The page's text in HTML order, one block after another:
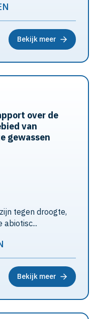
Bekijk meer
over de
van
gewassen
tegen droogte,
abiotisc...
Bekijk meer